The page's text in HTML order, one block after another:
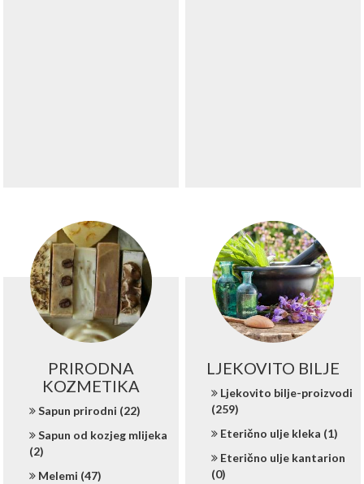
PRIRODNA
KOZMETIKA
Sapun prirodni (22)
Sapun od kozjeg mlijeka
(2)
Melemi (47)
LJEKOVITO BILJE
Ljekovito bilje-proizvodi
(259)
Eterično ulje kleka (1)
Eterično ulje kantarion
(0)